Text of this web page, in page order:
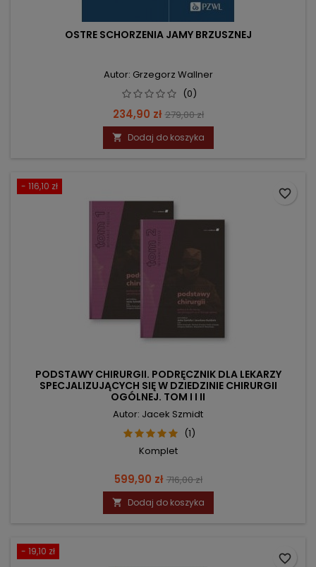
OSTRE SCHORZENIA JAMY BRZUSZNEJ
Autor: Grzegorz Wallner
(0)
Cena
234,90 zł Cena
podstawowa
279,00 zł
 Dodaj do koszyka
- 116,10 zł
PODSTAWY CHIRURGII. PODRĘCZNIK DLA LEKARZY
SPECJALIZUJĄCYCH SIĘ W DZIEDZINIE CHIRURGII
OGÓLNEJ. TOM I I II
Autor: Jacek Szmidt
(1)
Komplet
Cena
599,90 zł Cena
podstawowa
716,00 zł
 Dodaj do koszyka
favorite_border
- 19,10 zł
favorite_border